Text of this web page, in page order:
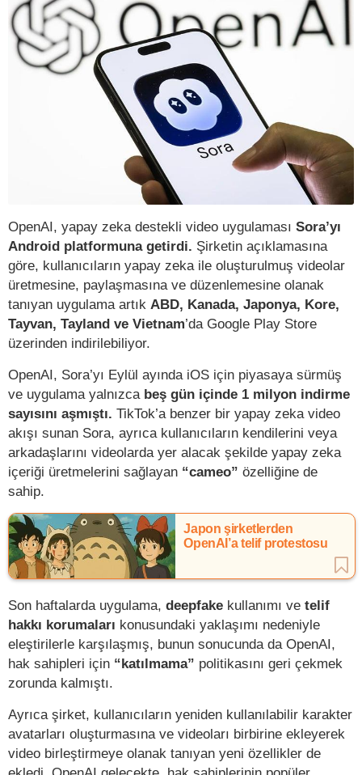
OpenAI, yapay zeka destekli video uygulaması Sora’yı
Android platformuna getirdi. Şirketin açıklamasına
göre, kullanıcıların yapay zeka ile oluşturulmuş videolar
üretmesine, paylaşmasına ve düzenlemesine olanak
tanıyan uygulama artık ABD, Kanada, Japonya, Kore,
Tayvan, Tayland ve Vietnam’da Google Play Store
üzerinden indirilebiliyor.
OpenAI, Sora’yı Eylül ayında iOS için piyasaya sürmüş
ve uygulama yalnızca beş gün içinde 1 milyon indirme
sayısını aşmıştı. TikTok’a benzer bir yapay zeka video
akışı sunan Sora, ayrıca kullanıcıların kendilerini veya
arkadaşlarını videolarda yer alacak şekilde yapay zeka
içeriği üretmelerini sağlayan “cameo” özelliğine de
sahip.
Japon şirketlerden
OpenAI’a telif protestosu
Son haftalarda uygulama, deepfake kullanımı ve telif
hakkı korumaları konusundaki yaklaşımı nedeniyle
eleştirilerle karşılaşmış, bunun sonucunda da OpenAI,
hak sahipleri için “katılmama” politikasını geri çekmek
zorunda kalmıştı.
Ayrıca şirket, kullanıcıların yeniden kullanılabilir karakter
avatarları oluşturmasına ve videoları birbirine ekleyerek
video birleştirmeye olanak tanıyan yeni özellikler de